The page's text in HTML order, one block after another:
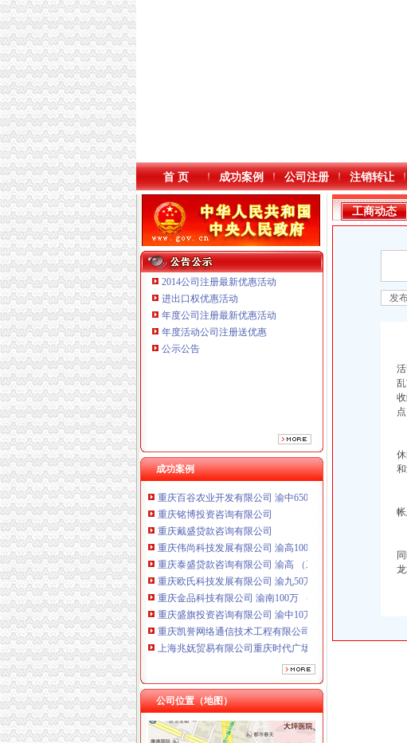
本站导航
首 页 成功案例 公司注册 注销转让
2014公司注册最新优惠活动
进出口权优惠活动
年度公司注册最新优惠活动
年度活动公司注册送优惠
公示公告
成功案例
重庆铭博投资咨询有限公司
重庆戴盛贷款咨询有限公司
重庆伟尚科技发展有限公司 渝高100万 （工商注册）
重庆泰盛贷款咨询有限公司 渝高 （工商注册）
重庆欧氏科技发展有限公司 渝九50万 （进出口权）
重庆金品科技有限公司 渝南100万 （进出口权）
重庆盛旗投资咨询有限公司 渝中10万 （工商注册）
重庆凯誉网络通信技术工程有限公司渝中分公司 （工商注册
上海兆妩贸易有限公司重庆时代广场分公司 渝中 （工商注
杭州思锐贸易有限公司重庆分公司 渝中 （工商注册）
重庆百谷农业开发有限公司 渝中650万 （注册）
重庆铭博投资咨询有限公司
重庆戴盛贷款咨询有限公司
重庆伟尚科技发展有限公司 渝高100万 （工商注册）
重庆泰盛贷款咨询有限公司 渝高 （工商注册）
公司位置（地图）
工商动态
发
龙